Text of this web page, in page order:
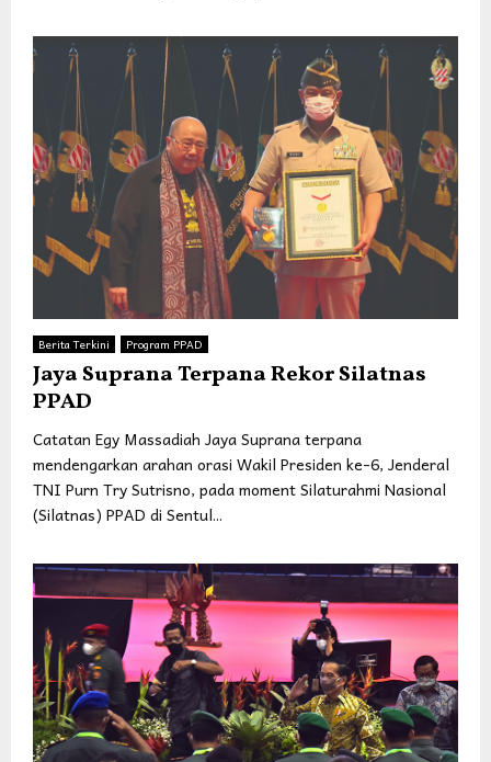
Berita Terkini Program PPAD
Jaya Suprana Terpana Rekor Silatnas
PPAD
Catatan Egy Massadiah Jaya Suprana terpana
mendengarkan arahan orasi Wakil Presiden ke-6, Jenderal
TNI Purn Try Sutrisno, pada moment Silaturahmi Nasional
(Silatnas) PPAD di Sentul...